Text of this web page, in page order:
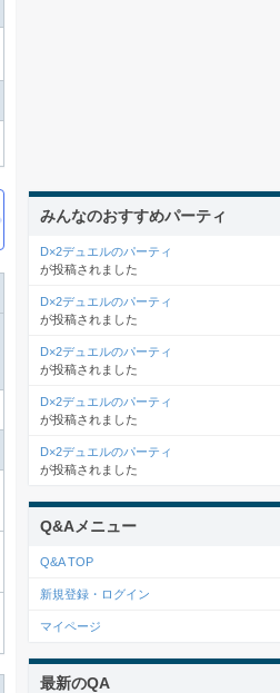
みんなのおすすめパーティ
D×2デュエルのパーティ
が投稿されました
D×2デュエルのパーティ
が投稿されました
D×2デュエルのパーティ
が投稿されました
D×2デュエルのパーティ
が投稿されました
D×2デュエルのパーティ
が投稿されました
Q&Aメニュー
Q&A TOP
新規登録・ログイン
マイページ
最新のQA